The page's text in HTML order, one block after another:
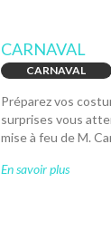
CARNAVAL
CARNAVAL
Préparez vos
surprises vous
mise à feu de M.
En savoir plus